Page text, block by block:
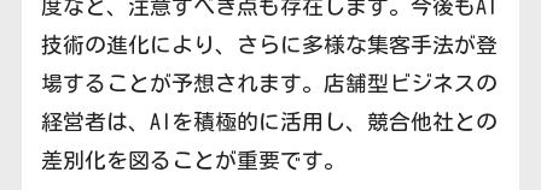
度など、注意すべき点も存在します。今後もAI
技術の進化により、さらに多様な集客手法が登
場することが予想されます。店舗型ビジネスの
経営者は、AIを積極的に活用し、競合他社との
差別化を図ることが重要です。